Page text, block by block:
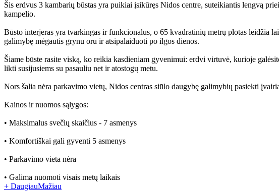
Šis erdvus 3 kambarių būstas yra puikiai įsikūręs Nidos centre, suteikiantis lengvą
kampelio.
Būsto interjeras yra tvarkingas ir funkcionalus, o 65 kvadratinių metrų plotas leidžia
galimybę mėgautis grynu oru ir atsipalaiduoti po ilgos dienos.
Šiame būste rasite viską, ko reikia kasdieniam gyvenimui: erdvi virtuvė, kurioje
likti susijusiems su pasauliu net ir atostogų metu.
Nors šalia nėra parkavimo vietų, Nidos centras siūlo daugybę galimybių pasiekti
Kainos ir nuomos sąlygos:
• Maksimalus svečių skaičius - 7 asmenys
• Komfortiškai gali gyventi 5 asmenys
• Parkavimo vieta nėra
• Galima nuomoti visais metų laikais
+ DaugiauMažiau